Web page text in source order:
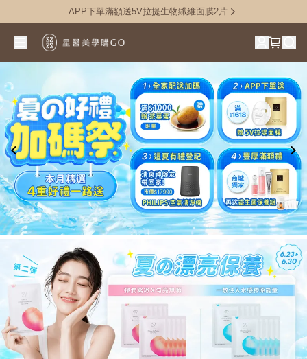
APP下單滿額送5V拉提生物纖維面膜2片